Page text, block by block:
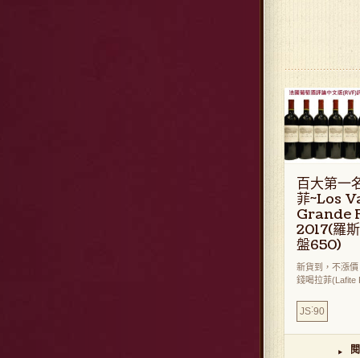
百大第一
菲~Los
Grande
2017(羅
盤650)
新貨到，不漲
錢喝拉菲(Lafite
JS:90
▸